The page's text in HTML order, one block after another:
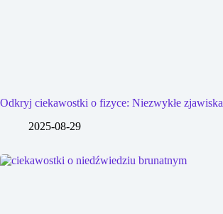
Odkryj ciekawostki o fizyce: Niezwykłe zjawiska
2025-08-29